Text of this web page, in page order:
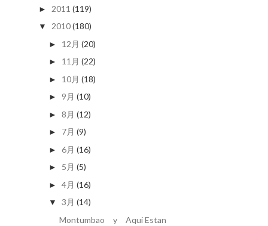
► 2011 (119)
▼ 2010(180)
► 12月 (20)
► 11月 (22)
► 10月 (18)
► 9月 (10)
► 8月 (12)
► 7月 (9)
► 6月 (16)
► 5月 (5)
► 4月 (16)
▼ 3月 (14)
Montumbao y Aqui Estan